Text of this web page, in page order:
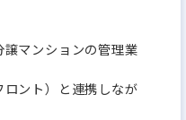
マンションの管理業
ント）と連携しなが